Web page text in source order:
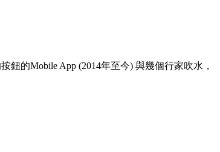
的Mobile App (2014年至今) 與幾個行家吹水，